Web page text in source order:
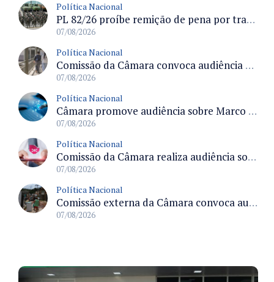
Política Nacional
PL 82/26 proíbe remição de pena por trabalho em funções militares para condenados por crimes contra o Estado Democrático de Direito
07/08/2026
Política Nacional
Comissão da Câmara convoca audiência para discutir misoginia nas escolas e universidades após divulgação de listas misóginas
07/08/2026
Política Nacional
Câmara promove audiência sobre Marco de Fomento à Economia Digital e impactos da inteligência artificial
07/08/2026
Política Nacional
Comissão da Câmara realiza audiência sobre apostas online para medir o tamanho do mercado ilegal
07/08/2026
Política Nacional
Comissão externa da Câmara convoca audiência pública sobre chuvas na Zona da Mata de Minas Gerais e impactos em Juiz de Fora
07/08/2026